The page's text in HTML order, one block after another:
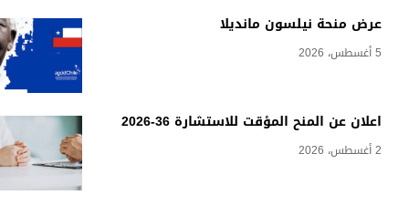
عرض منحة نيلسون مانديلا
5 أغسطس، 2026
اعلان عن المنح المؤقت للاستشارة 36-2026
2 أغسطس، 2026